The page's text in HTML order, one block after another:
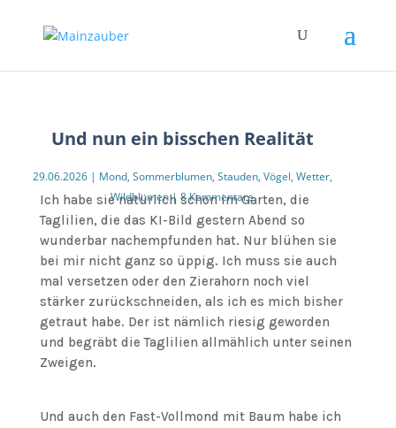
Und nun ein bisschen Realität
29.06.2026| Mond, Sommerblumen, Stauden, Vögel, Wetter,
Wildblumen|8 Kommentare
Ich habe sie natürlich schon im Garten, die
Taglilien, die das KI-Bild gestern Abend so
wunderbar nachempfunden hat. Nur blühen sie
bei mir nicht ganz so üppig. Ich muss sie auch
mal versetzen oder den Zierahorn noch viel
stärker zurückschneiden, als ich es mich bisher
getraut habe. Der ist nämlich riesig geworden
und begräbt die Taglilien allmählich unter seinen
Zweigen.
Und auch den Fast-Vollmond mit Baum habe ich